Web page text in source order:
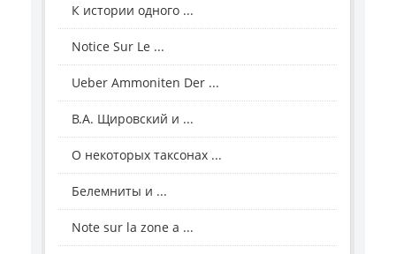
К истории одного ...
Notice Sur Le ...
Ueber Ammoniten Der ...
В.А. Щировский и ...
О некоторых таксонах ...
Белемниты и ...
Note sur la zone a ...